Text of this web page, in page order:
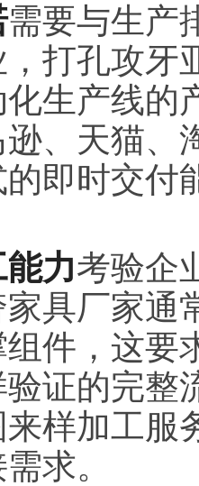
需要与生产
打孔攻牙
生产线的
、天猫、
即时交付
力考验企
具厂家通
件，这要
证的完整
样加工服
求。